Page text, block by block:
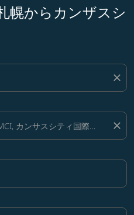
幌からカンザスシ
close
close